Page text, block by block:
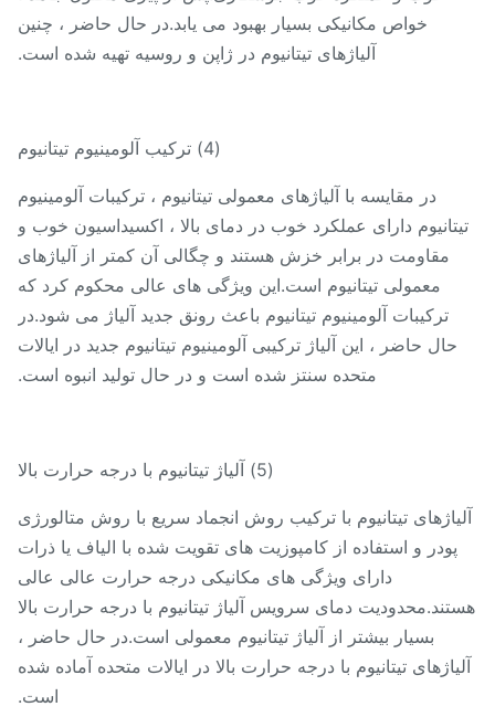
خواص مکانیکی بسیار بهبود می یابد.در حال حاضر ، چنین
آلیاژهای تیتانیوم در ژاپن و روسیه تهیه شده است.
در مقایسه با آلیاژهای معمولی تیتانیوم ، ترکیبات آلومینیوم
دارای عملکرد خوب در دمای بالا ، اکسیداسیون خوب و
مقاومت در برابر خزش هستند و چگالی آن کمتر از آلیاژهای
معمولی تیتانیوم است.این ویژگی های عالی محکوم کرد که
ترکیبات آلومینیوم تیتانیوم باعث رونق جدید آلیاژ می شود.در
حال حاضر ، این آلیاژ ترکیبی آلومینیوم تیتانیوم جدید در ایالات
متحده سنتز شده است و در حال تولید انبوه است.
تیتانیوم با ترکیب روش انجماد سریع با روش متالورژی
پودر و استفاده از کامپوزیت های تقویت شده با الیاف یا ذرات
دارای ویژگی های مکانیکی درجه حرارت عالی عالی
دمای سرویس آلیاژ تیتانیوم با درجه حرارت بالا
بسیار بیشتر از آلیاژ تیتانیوم معمولی است.در حال حاضر ،
تیتانیوم با درجه حرارت بالا در ایالات متحده آماده شده
است.